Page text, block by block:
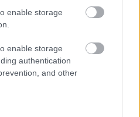
enable storage
enable storage
authentication
and other
a tökéletes
is, hogy elkészülnek
de mondjuk, legalább